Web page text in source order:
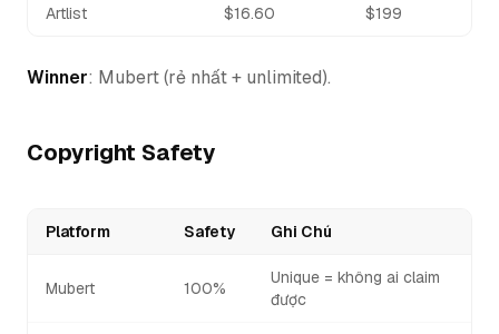
Artlist $16.60 $199
Winner: Mubert (rẻ nhất + unlimited).
Copyright Safety
Platform Safety Ghi Chú
Mubert 100%
Unique = không ai claim
được